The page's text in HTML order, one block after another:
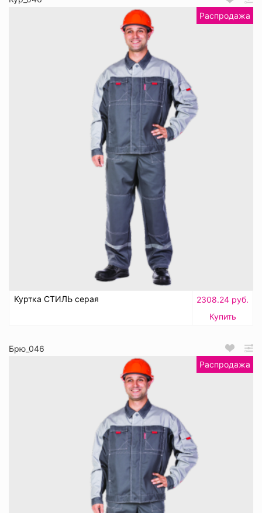
Распродажа
Куртка СТИЛЬ серая
2308.24 руб.
Купить
Брю_046
Распродажа